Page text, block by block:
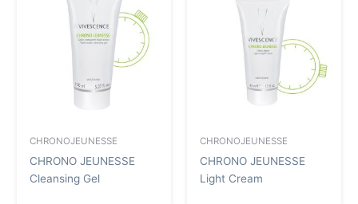
CHRONOJEUNESSE
CHRONO JEUNESSE
Cleansing Gel
CHRONOJEUNESSE
CHRONO JEUNESSE
Light Cream